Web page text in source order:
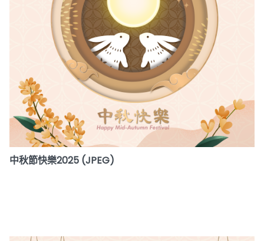
中秋節快樂2025 (JPEG)